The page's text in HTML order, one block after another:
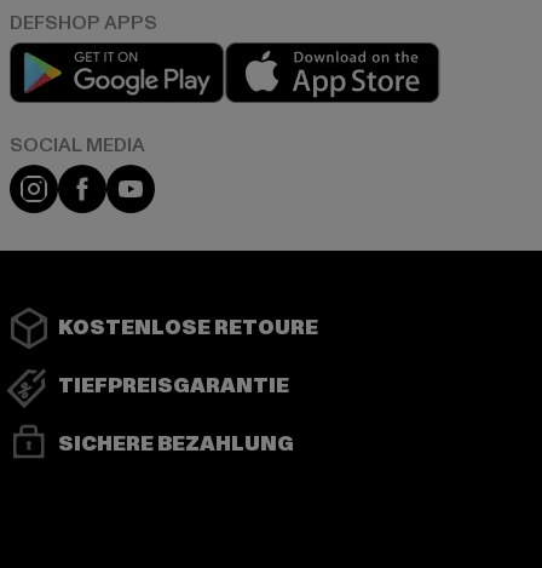
Play market
Instagram
FacebookYouTube
KOSTENLOSE RETOURE
TIEFPREISGARANTIE
SICHERE BEZAHLUNG